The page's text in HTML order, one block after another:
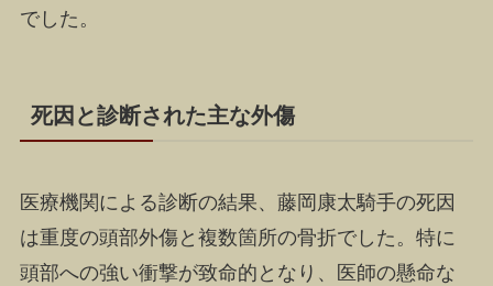
でした。
死因と診断された主な外傷
医療機関による診断の結果、藤岡康太騎手の死因
は重度の頭部外傷と複数箇所の骨折でした。特に
頭部への強い衝撃が致命的となり、医師の懸命な